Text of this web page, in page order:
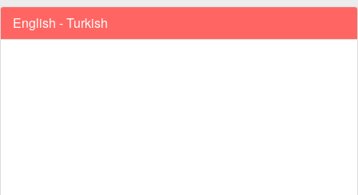
English - Turkish